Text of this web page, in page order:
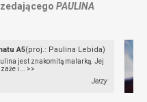
PAULINA
A5(proj.: Paulina Lebida)
jest znakomitą malarką. Jej
i... >>
Jerzy